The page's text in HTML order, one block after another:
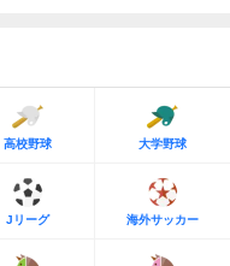
高校野球 大学野球
Jリーグ 海外サッカー